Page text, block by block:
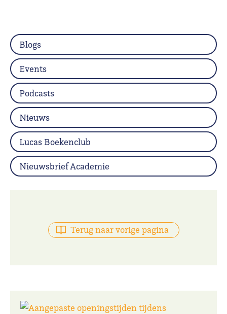
Terug naar vorige pagina
Blogs
Events
Podcasts
Nieuws
Lucas Boekenclub
Nieuwsbrief Academie